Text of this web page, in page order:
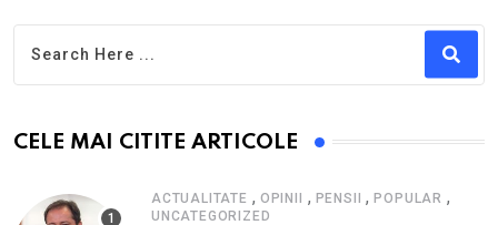
CELE MAI CITITE ARTICOLE
ACTUALITATE , OPINII , PENSII ,POPULAR ,
UNCATEGORIZED